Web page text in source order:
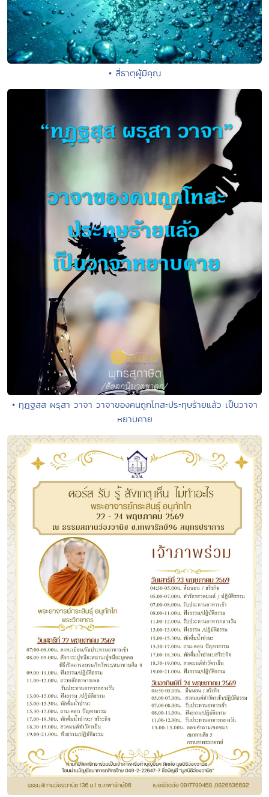
• สี่ธาตุผู้มีคุณ
• ทุฏฺฐสฺส ผรุสา วาจา วาจาของคนถูกโทสะประทุษร้ายแล้ว เป็นวาจา
หยาบคาย